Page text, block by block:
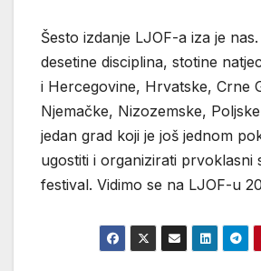
Šesto izdanje LJOF-a iza je
desetine disciplina, stotine
i Hercegovine, Hrvatske, Crne
Njemačke, Nizozemske,
jedan grad koji je još jednom
ugostiti i organizirati prvoklasni
festival. Vidimo se na LJOF-u